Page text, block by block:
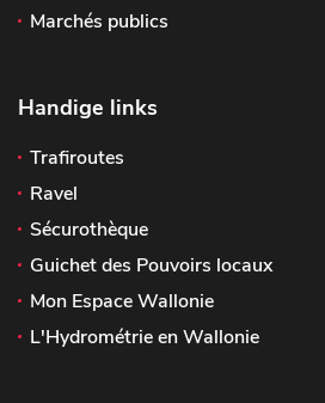
Marchés publics
Handige links
Trafiroutes
Ravel
Sécurothèque
Guichet des Pouvoirs locaux
Mon Espace Wallonie
L'Hydrométrie en Wallonie